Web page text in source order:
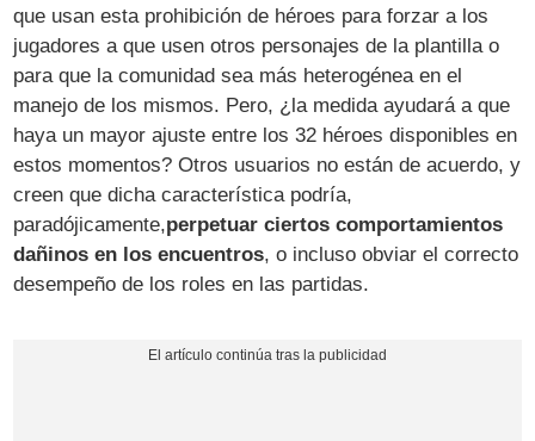
que usan esta prohibición de héroes para forzar a los
jugadores a que usen otros personajes de la plantilla o
para que la comunidad sea más heterogénea en el
manejo de los mismos. Pero, ¿la medida ayudará a que
haya un mayor ajuste entre los 32 héroes disponibles en
estos momentos? Otros usuarios no están de acuerdo, y
creen que dicha característica podría,
paradójicamente,perpetuar ciertos comportamientos
dañinos en los encuentros, o incluso obviar el correcto
desempeño de los roles en las partidas.